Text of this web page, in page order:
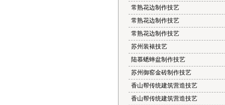
常熟花边制作技艺
常熟花边制作技艺
常熟花边制作技艺
苏州装裱技艺
陆慕蟋蟀盆制作技艺
苏州御窑金砖制作技艺
香山帮传统建筑营造技艺
香山帮传统建筑营造技艺